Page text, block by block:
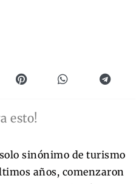
esto!
sinónimo de turismo
años, comenzaron